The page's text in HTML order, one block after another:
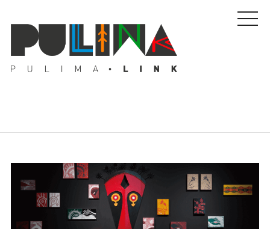
藝壇人物
Pulima藝術獎